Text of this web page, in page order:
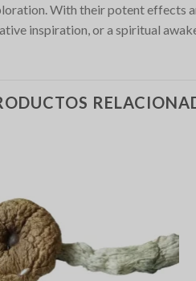
With their potent effects
inspiration, or a spiritual